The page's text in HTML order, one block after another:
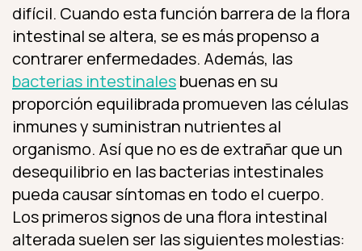
difícil. Cuando esta función barrera de la flora
intestinal se altera, se es más propenso a
contrarer enfermedades. Además, las
bacterias intestinalesbuenas en su
proporción equilibrada promueven las células
inmunes y suministran nutrientes al
organismo. Así que no es de extrañar que un
desequilibrio en las bacterias intestinales
pueda causar síntomas en todo el cuerpo.
Los primeros signos de una flora intestinal
alterada suelen ser las siguientes molestias: